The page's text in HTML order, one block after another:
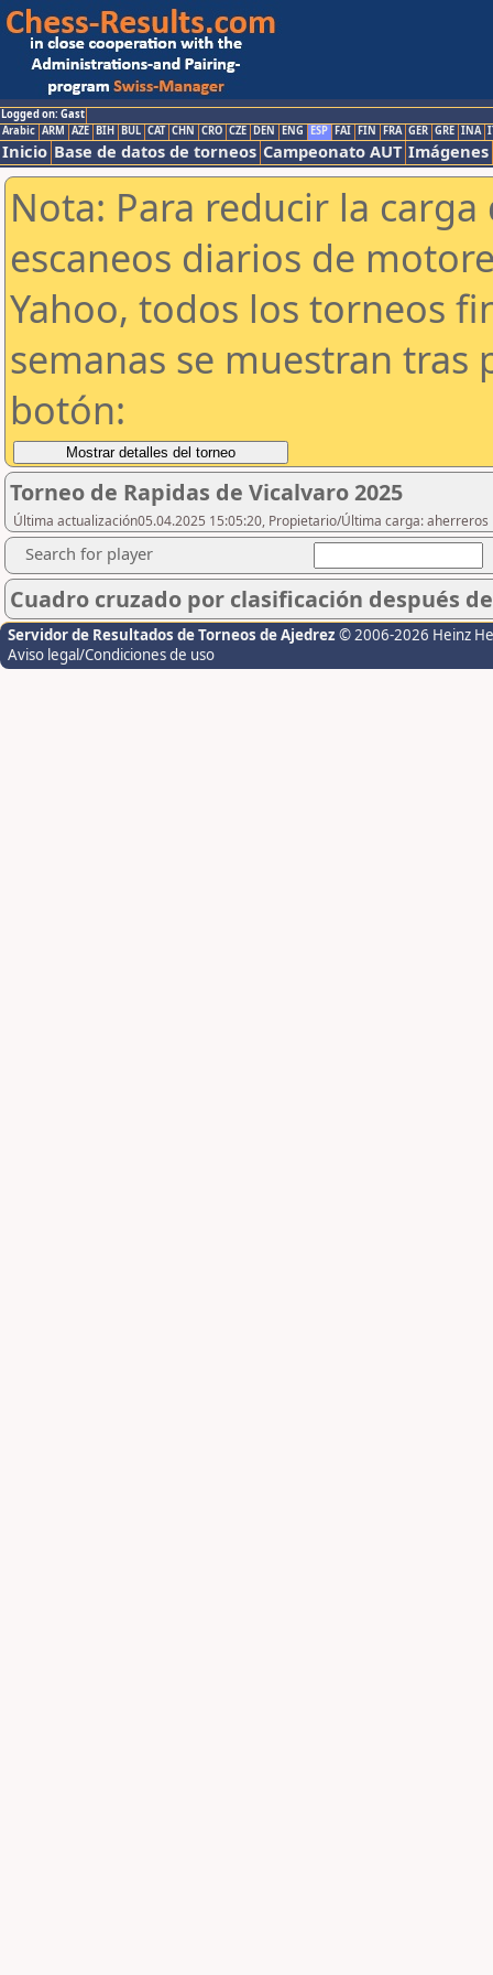
Logged on: Gast
Arabic ARM AZE BIH BUL CAT CHN CRO CZE DEN ENG ESP FAI FIN FRA GER GRE INA
Inicio Base de datos de torneos Campeonato AUT Imágenes
Nota: Para reducir la
escaneos diarios de
Yahoo, todos los torneos
semanas se muestran tras
botón:
Torneo de Rapidas de Vicalvaro 2025
Última actualización05.04.2025 15:05:20, Propietario/Última carga: aherreros
Search for player
Cuadro cruzado por clasificación después
Servidor de Resultados de Torneos de Ajedrez © 2006-2026 Heinz
Aviso legal/Condiciones de uso